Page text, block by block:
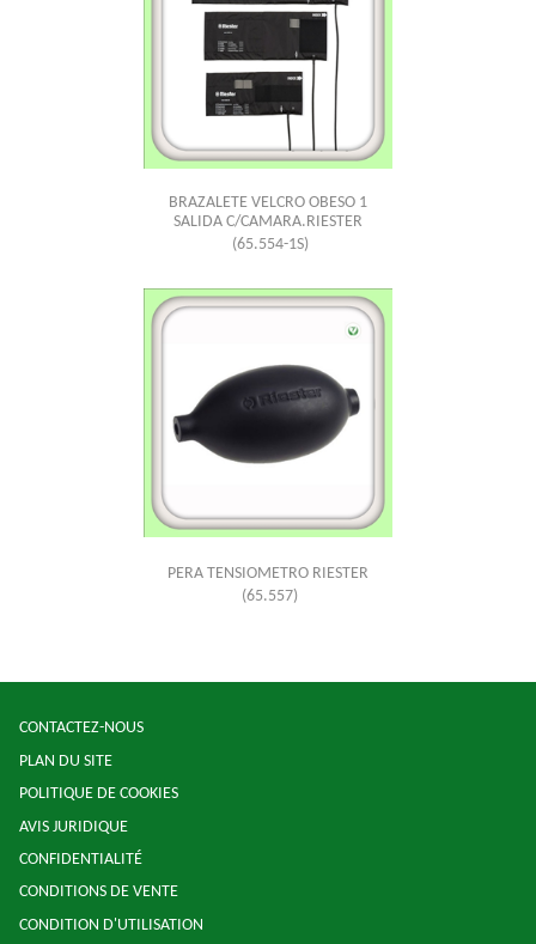
BRAZALETE VELCRO OBESO 1
SALIDA C/CAMARA.RIESTER
(65.554-1S)
PERA TENSIOMETRO RIESTER
(65.557)
CONTACTEZ-NOUS
PLAN DU SITE
POLITIQUE DE COOKIES
AVIS JURIDIQUE
CONFIDENTIALITÉ
CONDITIONS DE VENTE
CONDITION D'UTILISATION